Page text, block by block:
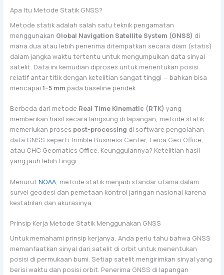
Apa Itu Metode Statik GNSS?
Metode statik adalah salah satu teknik pengamatan
menggunakan Global Navigation Satellite System (GNSS) di
mana dua atau lebih penerima ditempatkan secara diam (statis)
dalam jangka waktu tertentu untuk mengumpulkan data sinyal
satelit. Data ini kemudian diproses untuk menentukan posisi
relatif antar titik dengan ketelitian sangat tinggi — bahkan bisa
mencapai 1–5 mm pada baseline pendek.
Berbeda dari metode Real Time Kinematic (RTK) yang
memberikan hasil secara langsung di lapangan, metode statik
memerlukan proses post-processing di software pengolahan
data GNSS seperti Trimble Business Center, Leica Geo Office,
atau CHC Geomatics Office. Keunggulannya? Ketelitian hasil
yang jauh lebih tinggi.
Menurut NOAA, metode statik menjadi standar utama dalam
survei geodesi dan pemetaan kontrol jaringan nasional karena
kestabilan dan akurasinya.
Prinsip Kerja Metode Statik Menggunakan GNSS
Untuk memahami prinsip kerjanya, Anda perlu tahu bahwa GNSS
memanfaatkan sinyal dari satelit di orbit untuk menentukan
posisi di permukaan bumi. Setiap satelit mengirimkan sinyal yang
berisi waktu dan posisi orbit. Penerima GNSS di lapangan